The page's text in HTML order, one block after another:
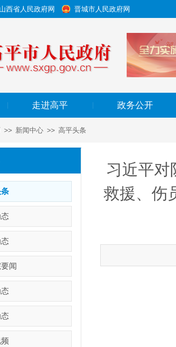
山西省人民政府网 晋城市人民政府网
走进高平 政务公开
>> 新闻中心 >> 高平头条
闻
习近平对
救援、伤